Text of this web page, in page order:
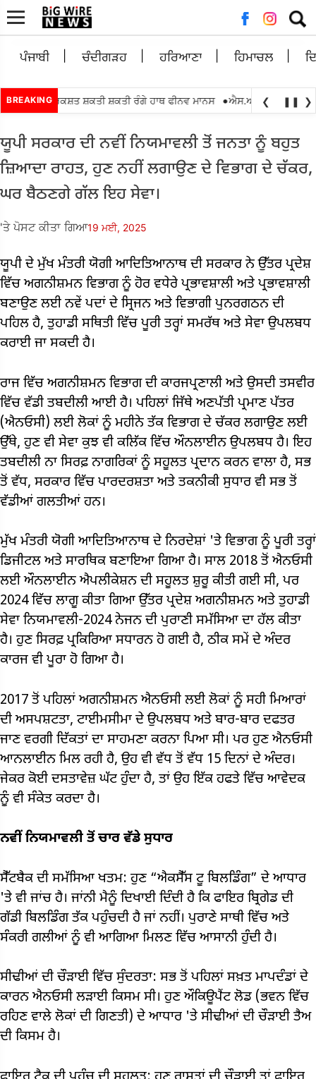
ਲਈ
ਖੋਜ:
ਪੰਜਾਬੀ ਚੰਦੀਗੜਹ ਹਰਿਆਣਾ ਹਿਮਾਚਲ
BREAKING
ਵਿਕਾਸ ਰਿਕਸ਼ਤ ਸ਼ਕਤੀ ਸ਼ਕਤੀ ਰੰਗੇ ਹਾਥ ਫੀਨਵ ਮਾਨਸ • ਐਸ.ਆਈ.ਆਰ.2026 ਇੰਟਰ
❮ ❚❚ ❯
ਯੂਪੀ ਸਰਕਾਰ ਦੀ ਨਵੀਂ ਨਿਯਮਾਵਲੀ ਤੋਂ ਜਨਤਾ ਨੂੰ ਬਹੁਤ
ਜ਼ਿਆਦਾ ਰਾਹਤ, ਹੁਣ ਨਹੀਂ ਲਗਾਉਣ ਦੇ ਵਿਭਾਗ ਦੇ ਚੱਕਰ,
ਘਰ ਬੈਠਣਗੇ ਗੱਲ ਇਹ ਸੇਵਾ।
'ਤੇ ਪੋਸਟ ਕੀਤਾ ਗਿਆ19 ਮਈ, 2025
ਯੂਪੀ ਦੇ ਮੁੱਖ ਮੰਤਰੀ ਯੋਗੀ ਆਦਿਤਿਆਨਾਥ ਦੀ ਸਰਕਾਰ ਨੇ ਉੱਤਰ ਪ੍ਰਦੇਸ਼
ਵਿੱਚ ਅਗਨੀਸ਼ਮਨ ਵਿਭਾਗ ਨੂੰ ਹੋਰ ਵਧੇਰੇ ਪ੍ਰਭਾਵਸ਼ਾਲੀ ਅਤੇ ਪ੍ਰਭਾਵਸ਼ਾਲੀ
ਬਣਾਉਣ ਲਈ ਨਵੇਂ ਪਦਾਂ ਦੇ ਸ੍ਰਿਜਨ ਅਤੇ ਵਿਭਾਗੀ ਪੁਨਰਗਠਨ ਦੀ
ਪਹਿਲ ਹੈ, ਤੁਹਾਡੀ ਸਥਿਤੀ ਵਿੱਚ ਪੂਰੀ ਤਰ੍ਹਾਂ ਸਮਰੱਥ ਅਤੇ ਸੇਵਾ ਉਪਲਬਧ
ਕਰਾਈ ਜਾ ਸਕਦੀ ਹੈ।
ਰਾਜ ਵਿੱਚ ਅਗਨੀਸ਼ਮਨ ਵਿਭਾਗ ਦੀ ਕਾਰਜਪ੍ਰਣਾਲੀ ਅਤੇ ਉਸਦੀ ਤਸਵੀਰ
ਵਿੱਚ ਵੱਡੀ ਤਬਦੀਲੀ ਆਈ ਹੈ। ਪਹਿਲਾਂ ਜਿੱਥੇ ਅਣਪੱਤੀ ਪ੍ਰਮਾਣ ਪੱਤਰ
(ਐਨਓਸੀ) ਲਈ ਲੋਕਾਂ ਨੂੰ ਮਹੀਨੇ ਤੱਕ ਵਿਭਾਗ ਦੇ ਚੱਕਰ ਲਗਾਉਣ ਲਈ
ਉੱਥੇ, ਹੁਣ ਵੀ ਸੇਵਾ ਕੁਝ ਵੀ ਕਲਿੱਕ ਵਿੱਚ ਔਨਲਾਈਨ ਉਪਲਬਧ ਹੈ। ਇਹ
ਤਬਦੀਲੀ ਨਾ ਸਿਰਫ਼ ਨਾਗਰਿਕਾਂ ਨੂੰ ਸਹੂਲਤ ਪ੍ਰਦਾਨ ਕਰਨ ਵਾਲਾ ਹੈ, ਸਭ
ਤੋਂ ਵੱਧ, ਸਰਕਾਰ ਵਿੱਚ ਪਾਰਦਰਸ਼ਤਾ ਅਤੇ ਤਕਨੀਕੀ ਸੁਧਾਰ ਵੀ ਸਭ ਤੋਂ
ਵੱਡੀਆਂ ਗਲਤੀਆਂ ਹਨ।
ਮੁੱਖ ਮੰਤਰੀ ਯੋਗੀ ਆਦਿਤਿਆਨਾਥ ਦੇ ਨਿਰਦੇਸ਼ਾਂ 'ਤੇ ਵਿਭਾਗ ਨੂੰ ਪੂਰੀ ਤਰ੍ਹਾਂ
ਡਿਜੀਟਲ ਅਤੇ ਸਾਰਥਿਕ ਬਣਾਇਆ ਗਿਆ ਹੈ। ਸਾਲ 2018 ਤੋਂ ਐਨਓਸੀ
ਲਈ ਔਨਲਾਈਨ ਐਪਲੀਕੇਸ਼ਨ ਦੀ ਸਹੂਲਤ ਸ਼ੁਰੂ ਕੀਤੀ ਗਈ ਸੀ, ਪਰ
2024 ਵਿੱਚ ਲਾਗੂ ਕੀਤਾ ਗਿਆ ਉੱਤਰ ਪ੍ਰਦੇਸ਼ ਅਗਨੀਸ਼ਮਨ ਅਤੇ ਤੁਹਾਡੀ
ਸੇਵਾ ਨਿਯਮਾਵਲੀ-2024 ਨੇਜਨ ਦੀ ਪੁਰਾਣੀ ਸਮੱਸਿਆ ਦਾ ਹੱਲ ਕੀਤਾ
ਹੈ। ਹੁਣ ਸਿਰਫ਼ ਪ੍ਰਕਿਰਿਆ ਸਧਾਰਨ ਹੋ ਗਈ ਹੈ, ਠੀਕ ਸਮੇਂ ਦੇ ਅੰਦਰ
ਕਾਰਜ ਵੀ ਪੂਰਾ ਹੋ ਗਿਆ ਹੈ।
2017 ਤੋਂ ਪਹਿਲਾਂ ਅਗਨੀਸ਼ਮਨ ਐਨਓਸੀ ਲਈ ਲੋਕਾਂ ਨੂੰ ਸਹੀ ਮਿਆਰਾਂ
ਦੀ ਅਸਪਸ਼ਟਤਾ, ਟਾਈਮਸੀਮਾ ਦੇ ਉਪਲਬਧ ਅਤੇ ਬਾਰ-ਬਾਰ ਦਫਤਰ
ਜਾਣ ਵਰਗੀ ਦਿੱਕਤਾਂ ਦਾ ਸਾਹਮਣਾ ਕਰਨਾ ਪਿਆ ਸੀ। ਪਰ ਹੁਣ ਐਨਓਸੀ
ਆਨਲਾਈਨ ਮਿਲ ਰਹੀ ਹੈ, ਉਹ ਵੀ ਵੱਧ ਤੋਂ ਵੱਧ 15 ਦਿਨਾਂ ਦੇ ਅੰਦਰ।
ਜੇਕਰ ਕੋਈ ਦਸਤਾਵੇਜ਼ ਘੱਟ ਹੁੰਦਾ ਹੈ, ਤਾਂ ਉਹ ਇੱਕ ਹਫਤੇ ਵਿੱਚ ਆਵੇਦਕ
ਨੂੰ ਵੀ ਸੰਕੇਤ ਕਰਦਾ ਹੈ।
ਨਵੀਂ ਨਿਯਮਾਵਲੀ ਤੋਂ ਚਾਰ ਵੱਡੇ ਸੁਧਾਰ
ਸੈੱਟਬੈਕ ਦੀ ਸਮੱਸਿਆ ਖਤਮ: ਹੁਣ “ਐਕਸੈੱਸ ਟੂ ਬਿਲਡਿੰਗ” ਦੇ ਆਧਾਰ
'ਤੇ ਵੀ ਜਾਂਚ ਹੈ। ਜਾਂਨੀ ਮੈਨੂੰ ਦਿਖਾਈ ਦਿੰਦੀ ਹੈ ਕਿ ਫਾਇਰ ਬ੍ਰਿਗੇਡ ਦੀ
ਗੱਡੀ ਬਿਲਡਿੰਗ ਤੱਕ ਪਹੁੰਚਦੀ ਹੈ ਜਾਂ ਨਹੀਂ। ਪੁਰਾਣੇ ਸਾਥੀ ਵਿੱਚ ਅਤੇ
ਸੰਕਰੀ ਗਲੀਆਂ ਨੂੰ ਵੀ ਆਗਿਆ ਮਿਲਣ ਵਿੱਚ ਆਸਾਨੀ ਹੁੰਦੀ ਹੈ।
ਸੀਢੀਆਂ ਦੀ ਚੌੜਾਈ ਵਿੱਚ ਸੁੰਦਰਤਾ: ਸਭ ਤੋਂ ਪਹਿਲਾਂ ਸਖ਼ਤ ਮਾਪਦੰਡਾਂ ਦੇ
ਕਾਰਨ ਐਨਓਸੀ ਲੜਾਈ ਕਿਸਮ ਸੀ। ਹੁਣ ਔਕਿਊਪੈਂਟ ਲੋਡ (ਭਵਨ ਵਿੱਚ
ਰਹਿਣ ਵਾਲੇ ਲੋਕਾਂ ਦੀ ਗਿਣਤੀ) ਦੇ ਆਧਾਰ 'ਤੇ ਸੀਢੀਆਂ ਦੀ ਚੌੜਾਈ ਤੈਅ
ਦੀ ਕਿਸਮ ਹੈ।